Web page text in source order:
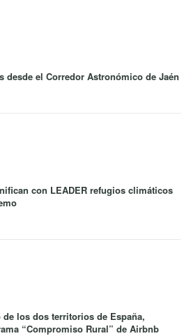
desde el Corredor Astronómico de Jaén
con LEADER refugios climáticos
los dos territorios de España,
“Compromiso Rural” de Airbnb